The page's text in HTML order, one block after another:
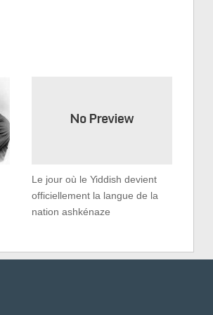
Le jour où le Yiddish devient
officiellement la langue de la
nation ashkénaze